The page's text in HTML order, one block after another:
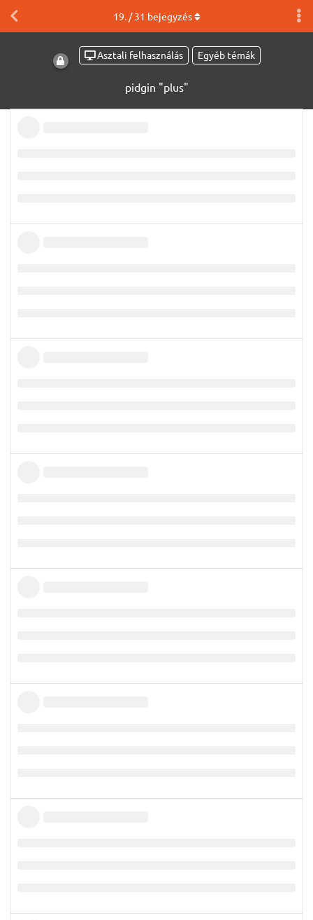
Asztali felhasználás Egyéb témák
pidgin "plus"
19. /31 bejegyzés